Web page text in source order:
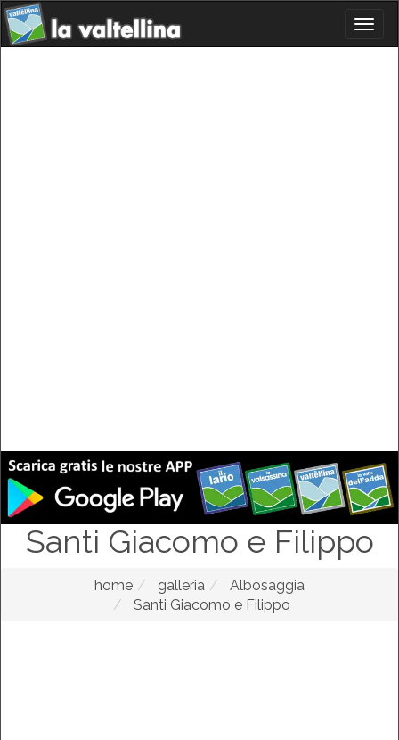
Santi Giacomo e Filippo
home galleria
Albosaggia
Santi Giacomo e Filippo